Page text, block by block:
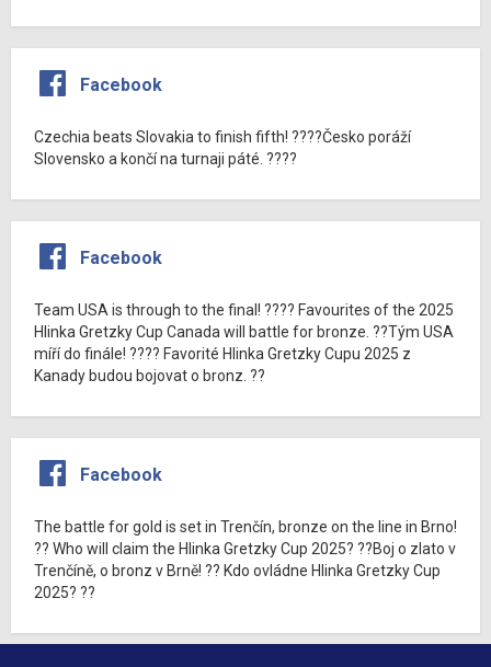
Facebook
Czechia beats Slovakia to finish fifth! ????Česko poráží
Slovensko a končí na turnaji páté. ????
Facebook
Team USA is through to the final! ???? Favourites of the 2025
Hlinka Gretzky Cup Canada will battle for bronze. ??Tým USA
míří do finále! ???? Favorité Hlinka Gretzky Cupu 2025 z
Kanady budou bojovat o bronz. ??
Facebook
The battle for gold is set in Trenčín, bronze on the line in Brno!
?? Who will claim the Hlinka Gretzky Cup 2025? ??Boj o zlato v
Trenčíně, o bronz v Brně! ?? Kdo ovládne Hlinka Gretzky Cup
2025? ??